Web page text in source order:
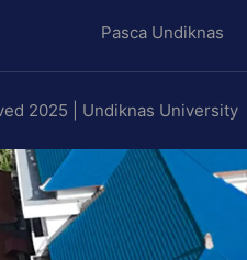
Pasca Undiknas
2025 | Undiknas University